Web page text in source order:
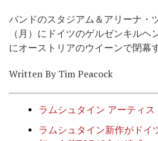
バンドのスタジアム＆アリーナ・
（月）にドイツのゲルゼンキルヘ
にオーストリアのウイーンで閉幕
Written By Tim Peacock
ラムシュタイン アーティス
ラムシュタイン新作がドイ